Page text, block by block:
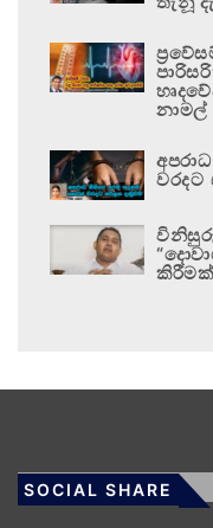
නාමල්
වරදට
SOCIAL SHARE